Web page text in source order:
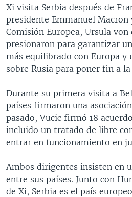
Xi visita Serbia después de
presidente Emmanuel Macron
Comisión Europea, Ursula von
presionaron para garantizar
más equilibrado con Europa
sobre Rusia para poner fin a
Durante su primera visita a
países firmaron una
pasado, Vucic firmó 18
incluido un tratado de libre
entrar en funcionamiento en
Ambos dirigentes insisten en
entre sus países. Junto con
de Xi, Serbia es el país